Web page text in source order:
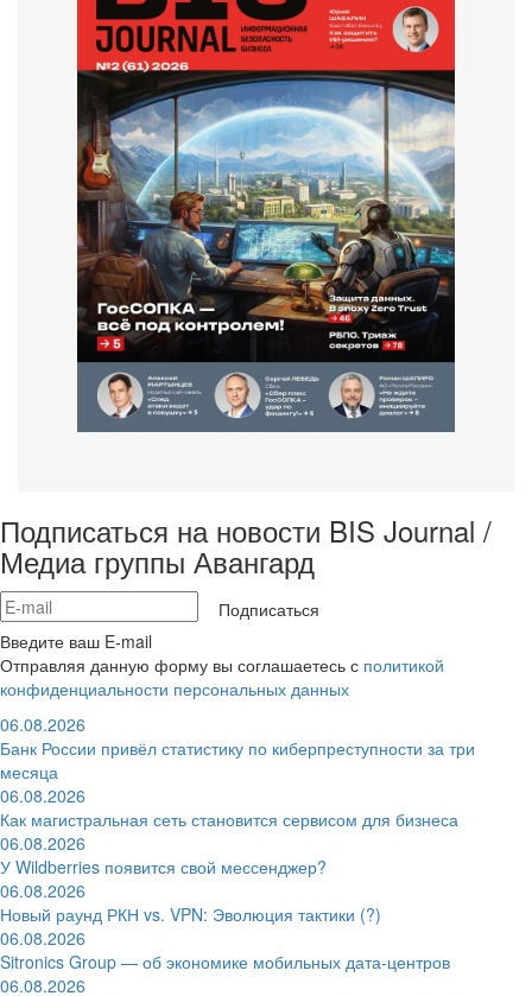
Подписаться на новости BIS Journal /
Медиа группы Авангард
Подписаться
Введите ваш E-mail
Отправляя данную форму вы соглашаетесь с политикой
конфиденциальности персональных данных
06.08.2026
Банк России привёл статистику по киберпреступности за три
месяца
06.08.2026
Как магистральная сеть становится сервисом для бизнеса
06.08.2026
У Wildberries появится свой мессенджер?
06.08.2026
Новый раунд РКН vs. VPN: Эволюция тактики (?)
06.08.2026
Sitronics Group — об экономике мобильных дата-центров
06.08.2026